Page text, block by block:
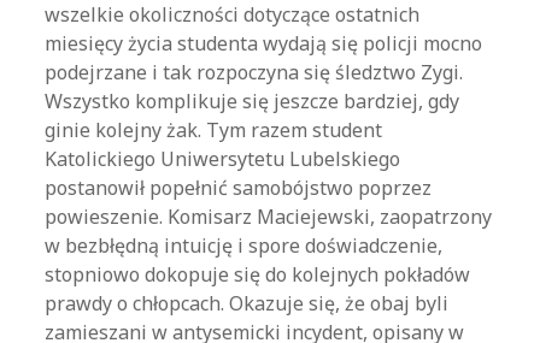
wszelkie okoliczności dotyczące ostatnich
miesięcy życia studenta wydają się policji mocno
podejrzane i tak rozpoczyna się śledztwo Zygi.
Wszystko komplikuje się jeszcze bardziej, gdy
ginie kolejny żak. Tym razem student
Katolickiego Uniwersytetu Lubelskiego
postanowił popełnić samobójstwo poprzez
powieszenie. Komisarz Maciejewski, zaopatrzony
w bezbłędną intuicję i spore doświadczenie,
stopniowo dokopuje się do kolejnych pokładów
prawdy o chłopcach. Okazuje się, że obaj byli
zamieszani w antysemicki incydent, opisany w